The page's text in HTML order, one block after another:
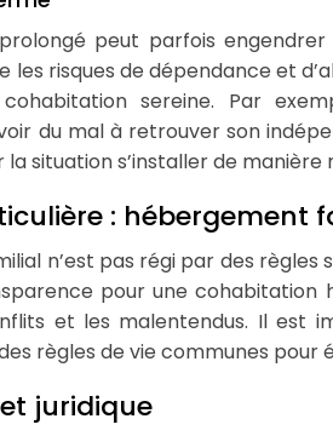
peut parfois
les risques de dépendance et
sereine. Par
du mal à retrouver son
situation s’installer de manière
: hébergement
n’est pas régi par des
pour une cohabitation
et les malentendus. Il est
règles de vie communes pour
juridique